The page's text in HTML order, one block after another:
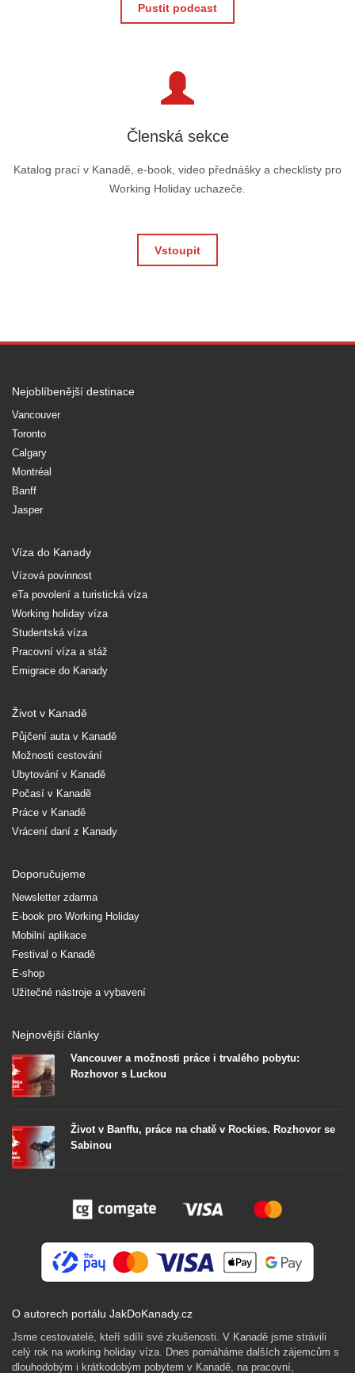
Pustit podcast
Členská sekce
Katalog prací v Kanadě, e-book, video přednášky a checklisty pro
Working Holiday uchazeče.
Vstoupit
Nejoblíbenější destinace
Vancouver
Toronto
Calgary
Montréal
Banff
Jasper
Víza do Kanady
Vízová povinnost
eTa povolení a turistická víza
Working holiday víza
Studentská víza
Pracovní víza a stáž
Emigrace do Kanady
Život v Kanadě
Půjčení auta v Kanadě
Možnosti cestování
Ubytování v Kanadě
Počasí v Kanadě
Práce v Kanadě
Vrácení daní z Kanady
Doporučujeme
Newsletter zdarma
E-book pro Working Holiday
Mobilní aplikace
Festival o Kanadě
E-shop
Užitečné nástroje a vybavení
Nejnovější články
Vancouver a možnosti práce i trvalého pobytu:
Rozhovor s Luckou
Život v Banffu, práce na chatě v Rockies. Rozhovor se
Sabinou
O autorech portálu JakDoKanady.cz
Jsme cestovatelé, kteří sdílí své zkušenosti. V Kanadě jsme strávili
celý rok na working holiday víza. Dnes pomáháme dalších zájemcům s
dlouhodobým i krátkodobým pobytem v Kanadě, na pracovní,